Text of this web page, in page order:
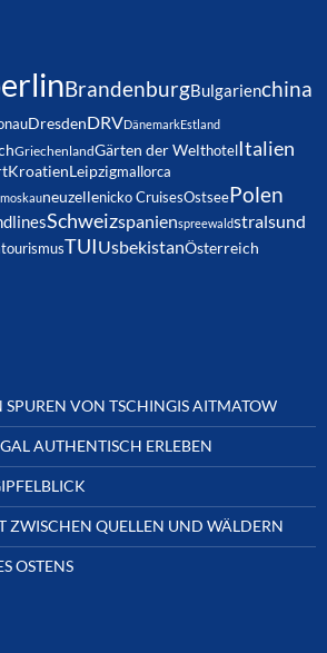
BrandenburgBulgarienchina
DresdenDRVDänemarkEstland
GriechenlandGärten der WelthotelItalien
KroatienLeipzigmallorca
moskauneuzellenicko CruisesOstseePolen
Schweizspanienspreewaldstralsund
tourismusTUIUsbekistanÖsterreich
SPUREN VON TSCHINGIS AITMATOW
AUTHENTISCH ERLEBEN
ZWISCHEN QUELLEN UND WÄLDERN
OSTENS